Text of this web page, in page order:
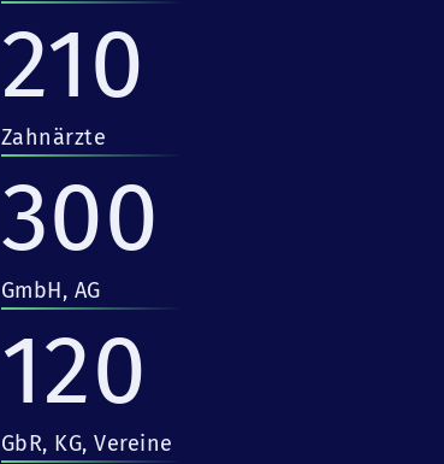
210
Zahnärzte
300
GmbH, AG
120
GbR, KG, Vereine